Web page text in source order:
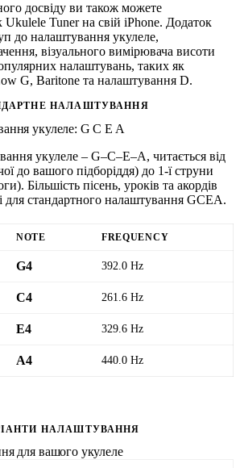
досвіду ви також можете
Ukulele Tuner на свій iPhone. Додаток
до налаштування укулеле,
візуального вимірювача висоти
налаштувань, таких як
G, Baritone та налаштування D.
НАЛАШТУВАННЯ
укулеле: G C E A
укулеле – G–C–E–A, читається від
до вашого підборіддя) до 1-ї струни
Більшість пісень, уроків та акордів
для стандартного налаштування GCEA.
NOTE FREQUENCY
G4 392.0 Hz
C4 261.6 Hz
E4 329.6 Hz
A4 440.0 Hz
НАЛАШТУВАННЯ
для вашого укулеле